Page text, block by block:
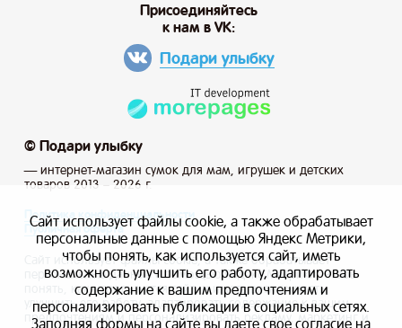
© Подари улыбку
— интернет-магазин сумок для мам, игрушек и детских
товаров 2013 – 2026 г.
Присоединяйтесь
к нам в VK:
Подари улыбку
Политика конфиденциальности
Публичная оферта
Сайт использует файлы cookie, а также обрабатывает
персональные данные с помощью Яндекс Метрики, чтобы
понять, как используется сайт, и иметь возможность
улучшить его работу, адаптировать содержание к вашим
предпочтениям и персонализировать рекламу, маркетинг и
Сайт использует файлы cookie, а также обрабатывает
персональные данные с помощью Яндекс Метрики,
чтобы понять, как используется сайт, иметь
возможность улучшить его работу, адаптировать
содержание к вашим предпочтениям и
персонализировать публикации в социальных сетях.
Заполняя формы на сайте вы даете свое согласие на